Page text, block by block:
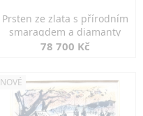
Prsten ze zlata s přírodním
smaragdem a diamanty
78 700 Kč
NOVÉ